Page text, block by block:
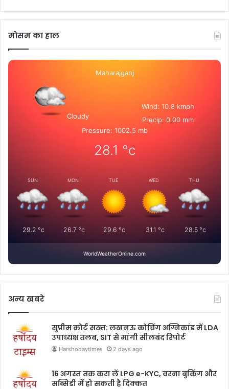
मोसम का हाल
Maharajganj
Cloudy
Wind: 10.8 kmph
Precip: 0.00 mm
Pressure: 1002.5 mb
28.1 °c
SUN
29.2 °c
MON
26.7°c
TUE
29.6 °c
WED
31.1 °c
THU
28.5 °c
WorldWeatherOnline.com
अन्य खबरे
सुप्रीम कोर्ट सख्त: लखनऊ कोचिंग अग्निकांड में LDA
उपाध्यक्ष तलब, SIT से मांगी सीलबंद रिपोर्ट
Harshodaytimes 2 days ago
16 अगस्त तक करा लें LPG e-KYC, वरना बुकिंग और
सब्सिडी में हो सकती है दिक्कत